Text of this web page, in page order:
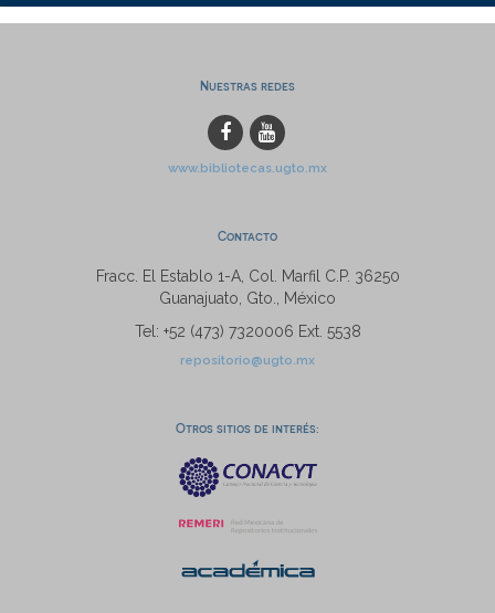
Nuestras redes
www.bibliotecas.ugto.mx
Contacto
Fracc. El Establo 1-A, Col. Marfil C.P. 36250
Guanajuato, Gto., México
Tel: +52 (473) 7320006 Ext. 5538
repositorio@ugto.mx
Otros sitios de interés: